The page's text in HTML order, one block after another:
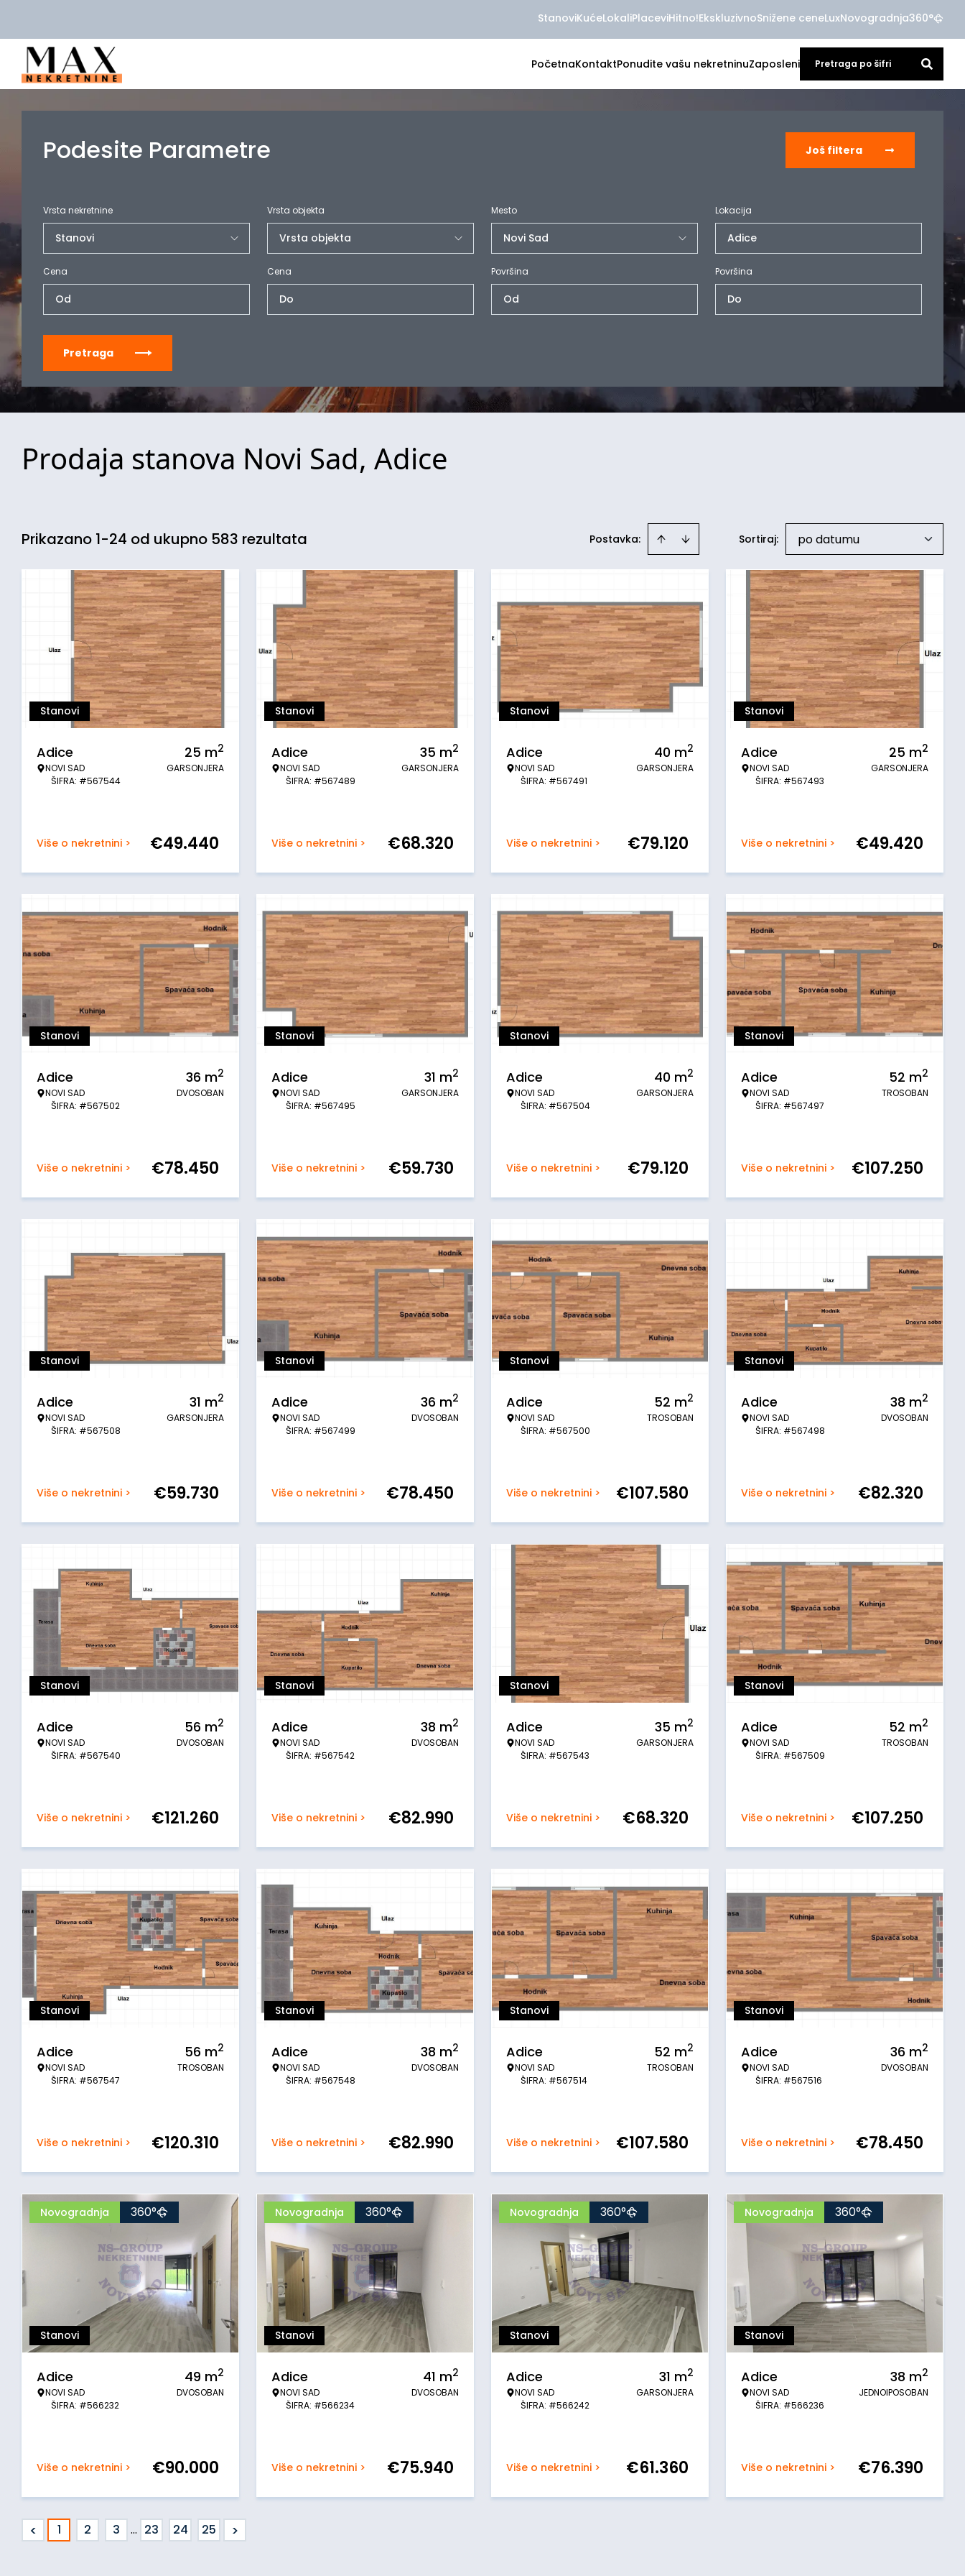
StanoviKućeLokaliPlaceviHitno!EkskluzivnoSnižene ceneLuxNovogradnja360°
PočetnaKontaktPonudite vašu nekretninuZaposleni
Podesite Parametre Još filtera
Vrsta nekretnine Vrsta objekta Mesto Lokacija
Adice
Cena Cena Površina Površina
Pretraga
Prodaja stanova Novi Sad, Adice
Prikazano 1-24 od ukupno 583 rezultata Postavka: Sortiraj: po datumu
Stanovi
Adice
NOVI SAD
ŠIFRA: #567544
25 m2
GARSONJERA
Više o nekretnini > €49.440
Stanovi
Adice
NOVI SAD
ŠIFRA: #567489
35 m2
GARSONJERA
Više o nekretnini > €68.320
Stanovi
Adice
NOVI SAD
ŠIFRA: #567491
40 m2
GARSONJERA
Više o nekretnini > €79.120
Stanovi
Adice
NOVI SAD
ŠIFRA: #567493
25 m2
GARSONJERA
Više o nekretnini > €49.420
Stanovi
Adice
NOVI SAD
ŠIFRA: #567502
36 m2
DVOSOBAN
Više o nekretnini > €78.450
Stanovi
Adice
NOVI SAD
ŠIFRA: #567495
31 m2
GARSONJERA
Više o nekretnini > €59.730
Stanovi
Adice
NOVI SAD
ŠIFRA: #567504
40 m2
GARSONJERA
Više o nekretnini > €79.120
Stanovi
Adice
NOVI SAD
ŠIFRA: #567497
52 m2
TROSOBAN
Više o nekretnini > €107.250
Stanovi
Adice
NOVI SAD
ŠIFRA: #567508
31 m2
GARSONJERA
Više o nekretnini > €59.730
Stanovi
Adice
NOVI SAD
ŠIFRA: #567499
36 m2
DVOSOBAN
Više o nekretnini > €78.450
Stanovi
Adice
NOVI SAD
ŠIFRA: #567500
52 m2
TROSOBAN
Više o nekretnini > €107.580
Stanovi
Adice
NOVI SAD
ŠIFRA: #567498
38 m2
DVOSOBAN
Više o nekretnini > €82.320
Stanovi
Adice
NOVI SAD
ŠIFRA: #567540
56 m2
DVOSOBAN
Više o nekretnini > €121.260
Stanovi
Adice
NOVI SAD
ŠIFRA: #567542
38 m2
DVOSOBAN
Više o nekretnini > €82.990
Stanovi
Adice
NOVI SAD
ŠIFRA: #567543
35 m2
GARSONJERA
Više o nekretnini > €68.320
Stanovi
Adice
NOVI SAD
ŠIFRA: #567509
52 m2
TROSOBAN
Više o nekretnini > €107.250
Stanovi
Adice
NOVI SAD
ŠIFRA: #567547
56 m2
TROSOBAN
Više o nekretnini > €120.310
Stanovi
Adice
NOVI SAD
ŠIFRA: #567548
38 m2
DVOSOBAN
Više o nekretnini > €82.990
Stanovi
Adice
NOVI SAD
ŠIFRA: #567514
52 m2
TROSOBAN
Više o nekretnini > €107.580
Stanovi
Adice
NOVI SAD
ŠIFRA: #567516
36 m2
DVOSOBAN
Više o nekretnini > €78.450
Stanovi
Novogradnja 360°
Adice
NOVI SAD
ŠIFRA: #566232
49 m2
DVOSOBAN
Više o nekretnini > €90.000
Stanovi
Novogradnja 360°
Adice
NOVI SAD
ŠIFRA: #566234
41 m2
DVOSOBAN
Više o nekretnini > €75.940
Stanovi
Novogradnja 360°
Adice
NOVI SAD
ŠIFRA: #566242
31 m2
GARSONJERA
Više o nekretnini > €61.360
Stanovi
Novogradnja 360°
Adice
NOVI SAD
ŠIFRA: #566236
38 m2
JEDNOIPOSOBAN
Više o nekretnini > €76.390
< 1 2 3 ... 23 24 25 >